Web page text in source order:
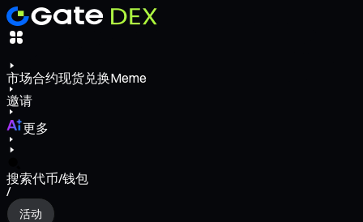
市场合约现货兑换Meme
邀请
更多
搜索代币/钱包
/
活动